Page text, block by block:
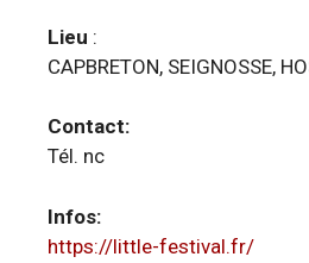
Lieu :
CAPBRETON, SEIGNOSSE,
Contact:
Tél. nc
Infos:
https://little-festival.fr/